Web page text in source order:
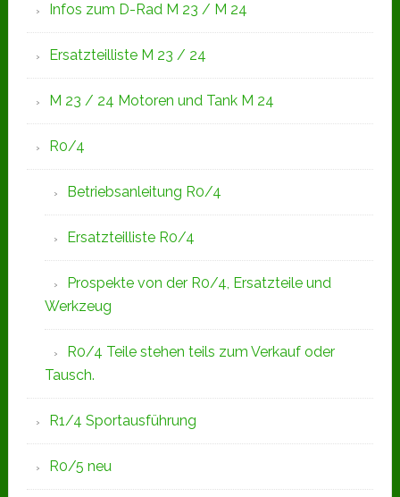
Infos zum D-Rad M 23 / M 24
Ersatzteilliste M 23 / 24
M 23 / 24 Motoren und Tank M 24
R0/4
Betriebsanleitung R0/4
Ersatzteilliste R0/4
Prospekte von der R0/4, Ersatzteile und
Werkzeug
R0/4 Teile stehen teils zum Verkauf oder
Tausch.
R1/4 Sportausführung
R0/5 neu